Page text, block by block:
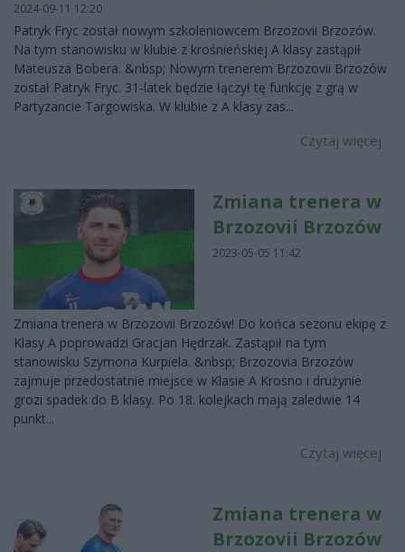
2024-09-11 12:20
Patryk Fryc został nowym szkoleniowcem Brzozovii Brzozów.
Na tym stanowisku w klubie z krośnieńskiej A klasy zastąpił
Mateusza Bobera. &nbsp; Nowym trenerem Brzozovii Brzozów
został Patryk Fryc. 31-latek będzie łączył tę funkcję z grą w
Partyzancie Targowiska. W klubie z A klasy zas...
Czytaj więcej
Zmiana trenera w
Brzozovii Brzozów
2023-05-05 11:42
Zmiana trenera w Brzozovii Brzozów! Do końca sezonu ekipę z
Klasy A poprowadzi Gracjan Hędrzak. Zastąpił na tym
stanowisku Szymona Kurpiela. &nbsp; Brzozovia Brzozów
zajmuje przedostatnie miejsce w Klasie A Krosno i drużynie
grozi spadek do B klasy. Po 18. kolejkach mają zaledwie 14
punkt...
Czytaj więcej
Zmiana trenera w
Brzozovii Brzozów